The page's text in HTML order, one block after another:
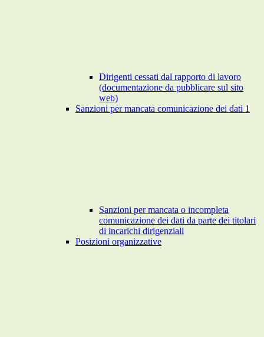
Dirigenti cessati dal rapporto di lavoro
(documentazione da pubblicare sul sito
web)
Sanzioni per mancata comunicazione dei dati 1
Sanzioni per mancata o incompleta
comunicazione dei dati da parte dei titolari
di incarichi dirigenziali
Posizioni organizzative